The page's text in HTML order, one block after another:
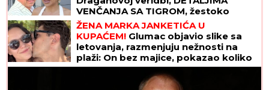
VENČANJA SA TIGROM, žestoko
preti:"Nisam ušla u pekaru da pravim
kiflice" (VIDEO)
ŽENA MARKA JANKETIĆA U
KUPAĆEM! Glumac objavio slike sa
letovanja, razmenjuju nežnosti na
plaži: On bez majice, pokazao koliko
je posvećen otac